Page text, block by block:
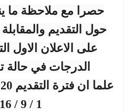
حصرا مع ملاحظة ما
حول التقديم
على الاعلان الاول
الدرجات في حالة
1 / 9 / 2016.